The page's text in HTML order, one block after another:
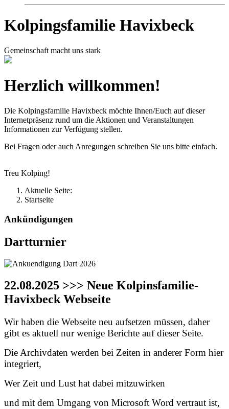
Kolpingsfamilie Havixbeck
Gemeinschaft macht uns stark
Herzlich willkommen!
Die Kolpingsfamilie Havixbeck möchte Ihnen/Euch auf dieser
Internetpräsenz rund um die Aktionen und Veranstaltungen
Informationen zur Verfügung stellen.
Bei Fragen oder auch Anregungen schreiben Sie uns bitte einfach.
Treu Kolping!
Aktuelle Seite:
Startseite
Ankündigungen
Dartturnier
22.08.2025 >>> Neue Kolpinsfamilie-
Havixbeck Webseite
Wir haben die Webseite neu aufsetzen müssen, daher
gibt es aktuell nur wenige Berichte auf dieser Seite.
Die Archivdaten werden bei Zeiten in anderer Form hier
integriert,
Wer Zeit und Lust hat dabei mitzuwirken
und mit dem Umgang von Microsoft Word vertraut ist,